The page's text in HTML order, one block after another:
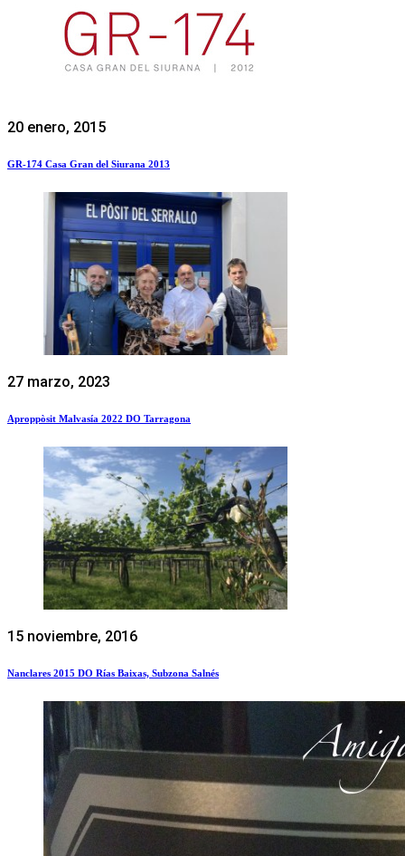
20 enero, 2015
GR-174 Casa Gran del Siurana 2013
27 marzo, 2023
Aproppòsit Malvasía 2022 DO Tarragona
15 noviembre, 2016
Nanclares 2015 DO Rías Baixas, Subzona Salnés